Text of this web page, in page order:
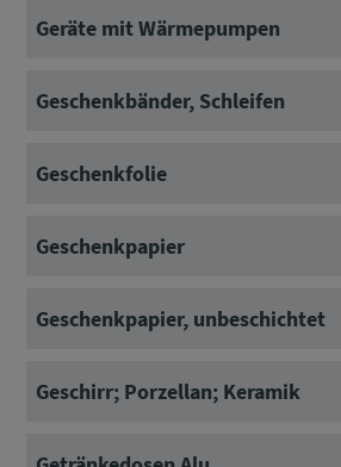
Geräte mit Wärmepumpen
Geschenkbänder, Schleifen
Geschenkfolie
Geschenkpapier
Geschenkpapier, unbeschichtet
Geschirr; Porzellan; Keramik